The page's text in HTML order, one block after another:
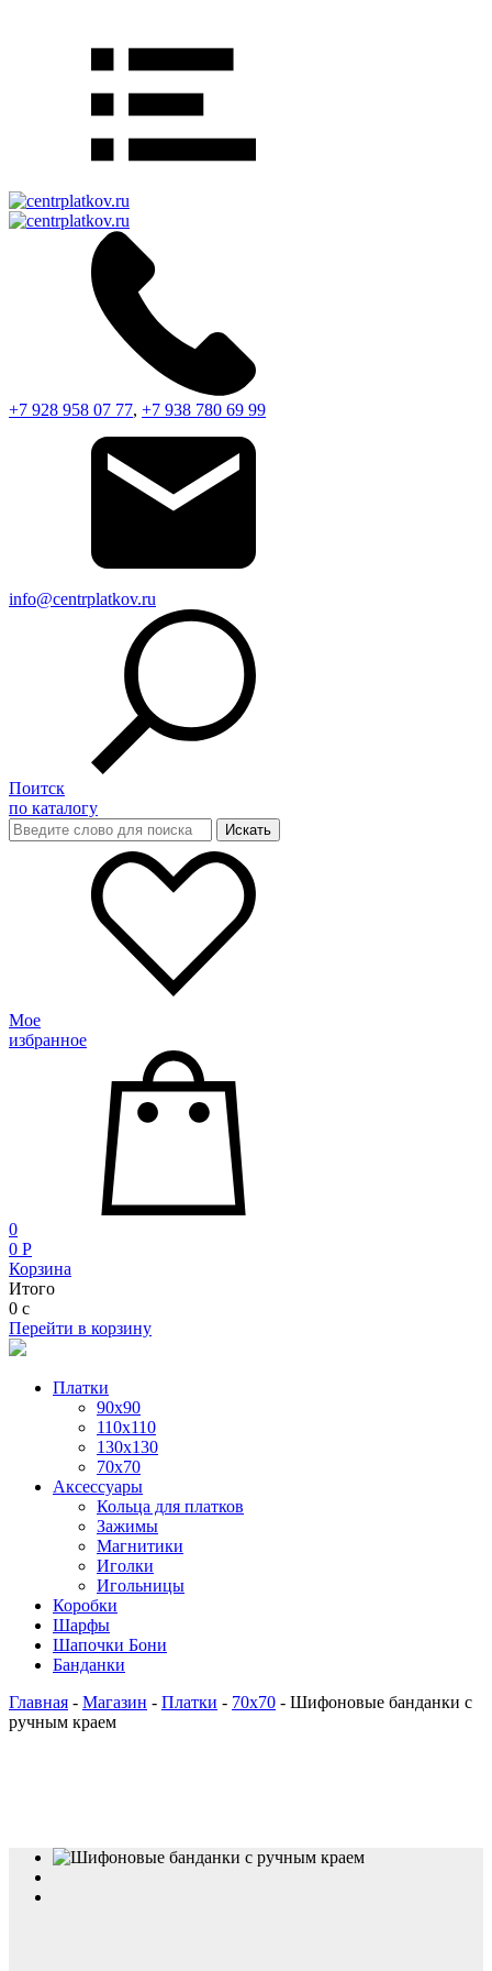
+7 928 958 07 77, +7 938 780 69 99
info@centrplatkov.ru
Поитск
по каталогу
Мое
избранное
0
0 P
Корзина
Итого
0 c
Перейти в корзину
Платки
90x90
110x110
130x130
70х70
Аксессуары
Кольца для платков
Зажимы
Магнитики
Иголки
Игольницы
Коробки
Шарфы
Шапочки Бони
Банданки
Главная - Магазин - Платки - 70х70 - Шифоновые банданки с
ручным краем